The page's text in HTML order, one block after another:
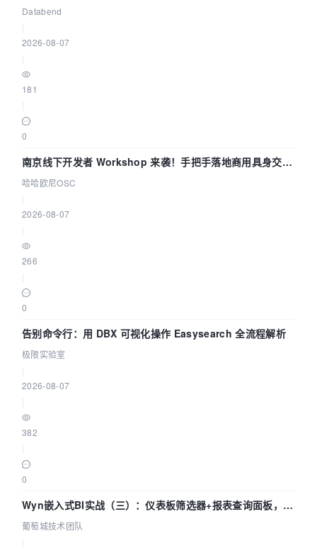
企业构建全链路 Trace 数据管道
Databend
2026-08-07
181
0
南京线下开发者 Workshop 来袭！手把手落地商用具身交互
智能 Agent 应用
哈哈欧尼OSC
2026-08-07
266
0
告别命令行：用 DBX 可视化操作 Easysearch 全流程解析
极限实验室
2026-08-07
382
0
Wyn嵌入式BI实战（三）：仪表板筛选器+报表查询面板，参
数联动全闭环
葡萄城技术团队